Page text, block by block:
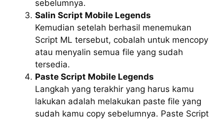
sebelumnya.
Salin Script Mobile Legends
Kemudian setelah berhasil menemukan
Script ML tersebut, cobalah untuk mencopy
atau menyalin semua file yang sudah
tersedia.
Paste Script Mobile Legends
Langkah yang terakhir yang harus kamu
lakukan adalah melakukan paste file yang
sudah kamu copy sebelumnya. Paste Script